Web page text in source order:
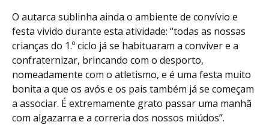
O autarca sublinha ainda o ambiente de convívio e
festa vivido durante esta atividade: “todas as nossas
crianças do 1.º ciclo já se habituaram a conviver e a
confraternizar, brincando com o desporto,
nomeadamente com o atletismo, e é uma festa muito
bonita a que os avós e os pais também já se começam
a associar. É extremamente grato passar uma manhã
com algazarra e a correria dos nossos miúdos”.